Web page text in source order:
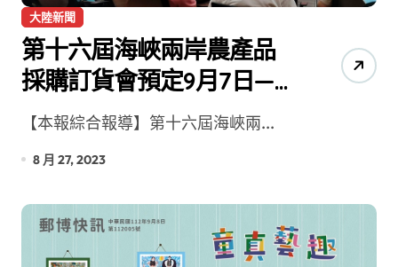
大陸新聞
第十六屆海峽兩岸農產品
採購訂貨會預定9月7日—9
日泉州南安舉辦
【本報綜合報導】第十六屆海峽兩...
8 月 27, 2023